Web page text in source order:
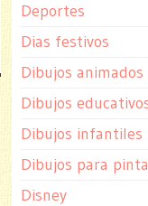
Deportes
Dias festivos
Dibujos animados
Dibujos
Dibujos infantiles
Dibujos para
Disney